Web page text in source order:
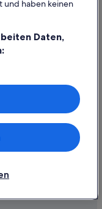
Group. Alle Rechte
Handelsmarken oder
und haben keinen
Daten,
auf einem
Inhalte, Messung
von Inhalten,